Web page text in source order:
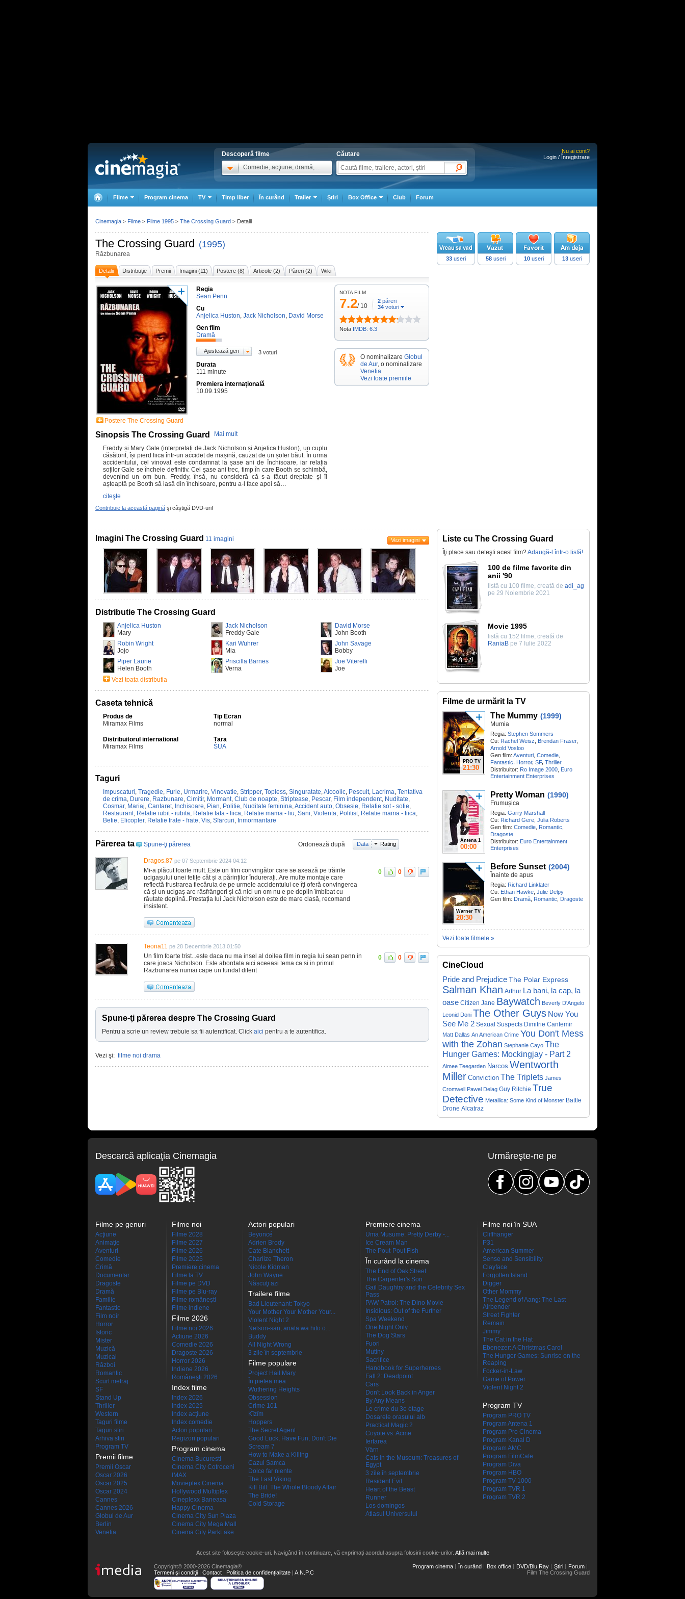
Descoperă filme
Comedie, acţiune, dramă, ...
Căutare
Nu ai cont?
Login / Înregistrare
Filme Program cinema TV Timp liber În curând Trailer Ştiri Box Office Club Forum
The Crossing Guard (1995)
Răzbunarea
Detalii Distribuţie Premii Imagini (11) Postere (8) Articole (2) Păreri (2) Wiki
Postere The Crossing Guard
Regia
Sean Penn
Cu
Anjelica Huston, Jack Nicholson, David Morse
Gen film
Dramă
Ajustează gen 3 voturi
Durata
111 minute
Premiera internațională
10.09.1995
Sinopsis The Crossing Guard
Mai mult
Freddy și Mary Gale (interpretați de Jack Nicholson și Anjelica Huston), un cuplu
căsătorit, își pierd fiica într-un accidet de mașină, cauzat de un șofer băut. În urma
accidentului, cel vinovat este condamnat la șase ani de închisoare, iar relația
soților Gale se încheie definitiv. Cei șase ani trec, timp în care Booth se schimbă,
devenind un om bun. Freddy, însă, nu consideră că s-a făcut dreptate și îl
așteaptă pe Booth să iasă din închisoare, pentru a-l face apoi să…
citeşte
Contribuie la această pagină şi câştigă DVD-uri!
NOTA FILM
7.2/ 10
2 păreri
34 voturi
Nota IMDB: 6.3
O nominalizare Globul
de Aur, o nominalizare
Venetia
Vezi toate premiile
33 useri 58useri 10useri 13useri
Imagini The Crossing Guard 11 imagini Vezi imagini
Distributie The Crossing Guard
Anjelica Huston
Mary
Jack Nicholson
Freddy Gale
David Morse
John Booth
Robin Wright
Jojo
Kari Wuhrer
Mia
John Savage
Bobby
Piper Laurie
Helen Booth
Priscilla Barnes
Verna
Joe Viterelli
Joe
Vezi toata distributia
Caseta tehnică
Produs de
Miramax Films
Tip Ecran
normal
Distribuitorul international
Miramax Films
Țara
SUA
Taguri
Impuscaturi, Tragedie, Furie, Urmarire, Vinovatie, Stripper, Topless, Singuratate,Alcoolic, Pescuit, Lacrima, Tentativa
de crima, Durere, Razbunare, Cimitir, Mormant, Club de noapte, Striptease, Pescar, Film independent, Nuditate,
Cosmar, Mariaj, Cantaret, Inchisoare, Pian, Politie, Nuditate feminina,Accident auto, Obsesie, Relatie sot - sotie,
Restaurant, Relatie iubit - iubita, Relatie tata - fiica, Relatie mama - fiu, Sani, Violenta, Politist, Relatie mama - fiica,
Betie, Elicopter, Relatie frate - frate, Vis, Sfarcuri, Inmormantare
Părerea ta Spune-ţi părerea Ordonează după Data Rating
Dragos.87 pe 07 Septembrie 2024 04:12
Mi-a plăcut foarte mult..Este un film convingător care se axează pe trăirile
ucigașului unei fetițe cât și a părinților îndurerați..Are multe montaje care
reflectă frustrarea fiecăruia de pe urmele accidentului ce îți oferă convingerea
că și un ucigaș are răsfrângeri și că nici un om nu e pe deplin îmbibat cu
răutate deplină..Prestația lui Jack Nicholson este de mare clasă, recomand
insistent.
0 0
Teona11 pe 28 Decembrie 2013 01:50
Un film foarte trist...este daca nu ma insel al doilea film in regia lui sean penn in
care joaca Nicholson. Este abordata aici aceeasi tema ca si in primul
Razbunarea numai cape un fundal diferit
0 0
Spune-ţi părerea despre The Crossing Guard
Pentru a scrie un review trebuie sa fii autentificat. Click aici pentru a te autentifica.
Vezi şi: filme noi drama
Liste cu The Crossing Guard
Îţi place sau deteşti acest film?Adaugă-l într-o listă!
100 de filme favorite din
anii '90
listă cu 100 filme, creată de adi_ag
pe 29 Noiembrie 2021
Movie 1995
listă cu 152 filme, creată de
RaniaB pe 7 Iulie 2022
Filme de urmărit la TV
PRO TV
21:30
The Mummy (1999)
Mumia
Regia: Stephen Sommers
Cu: Rachel Weisz Brendan Fraser,
Arnold Vosloo
Gen film: Aventuri Comedie
Fantastic, Horror, SF, Thriller
Distribuitor: Ro Image 2000 Euro
Entertainment Enterprises
Antena 1
00:00
Pretty Woman (1990)
Frumușica
Regia: Garry Marshall
Cu: Richard Gere Julia Roberts
Gen film: Comedie Romantic
Dragoste
Distribuitor: Euro Entertainment
Enterprises
Warner TV
20:30
Before Sunset (2004)
Înainte de apus
Regia: Richard Linklater
Cu: Ethan Hawke Julie Delpy
Gen film: Dramă Romantic Dragoste
Vezi toate filmele »
CineCloud
Pride and PrejudiceThe Polar Express
Salman Khan Arthur La bani, la cap, la
oase Citizen Jane Baywatch Beverly D'Angelo
Leonid Doni The Other Guys Now You
See Me 2 Sexual Suspects Dimitrie Cantemir
Matt Dallas An American Crime You Don't Mess
with the Zohan Stephanie Cayo The
Hunger Games: Mockingjay - Part 2
Aimee Teegarden Narcos Wentworth
Miller Conviction The Triplets James
Cromwell Pawel Delag Guy Ritchie True
Detective Metallica: Some Kind of Monster Battle
Drone Alcatraz
Cinemagia > Filme > Filme 1995 > The Crossing Guard > Detalii
Descarcă aplicaţia Cinemagia Urmăreşte-ne pe
Filme pe genuri
Acţiune
Animaţie
Aventuri
Comedie
Crimă
Documentar
Dragoste
Dramă
Familie
Fantastic
Film noir
Horror
Istoric
Mister
Muzică
Muzical
Război
Romantic
Scurt metraj
SF
Stand Up
Thriller
Western
Taguri filme
Taguri stiri
Arhiva stiri
Program TV
Premii filme
Premii Oscar
Oscar 2026
Oscar 2025
Oscar 2024
Cannes
Cannes 2026
Globul de Aur
Berlin
Venetia
Filme noi
Filme 2028
Filme 2027
Filme 2026
Filme 2025
Premiere cinema
Filme la TV
Filme pe DVD
Filme pe Blu-ray
Filme româneşti
Filme indiene
Filme 2026
Filme noi 2026
Actiune 2026
Comedie 2026
Dragoste 2026
Horror 2026
Indiene 2026
Româneşti 2026
Index filme
Index 2026
Index 2025
Index acţiune
Index comedie
Actori populari
Regizori populari
Program cinema
Cinema Bucuresti
Cinema City Cotroceni
IMAX
Movieplex Cinema
Hollywood Multiplex
Cineplexx Baneasa
Happy Cinema
Cinema City Sun Plaza
Cinema City Mega Mall
Cinema City ParkLake
Actori populari
Beyoncé
Adrien Brody
Cate Blanchett
Charlize Theron
Nicole Kidman
John Wayne
Născuţi azi
Trailere filme
Bad Lieutenant: Tokyo
Your Mother Your Mother Your...
Violent Night 2
Nelson-san, anata wa hito o...
Buddy
All Night Wrong
3 zile în septembrie
Filme populare
Project Hail Mary
În pielea mea
Wuthering Heights
Obsession
Crime 101
Kîzîm
Hoppers
The Secret Agent
Good Luck, Have Fun, Don't Die
Scream 7
How to Make a Killing
Cazul Samca
Dolce far niente
The Last Viking
Kill Bill: The Whole Bloody Affair
The Bride!
Cold Storage
Premiere cinema
Uma Musume: Pretty Derby -...
Ice Cream Man
The Pout-Pout Fish
În curând la cinema
The End of Oak Street
The Carpenter's Son
Gail Daughtry and the Celebrity Sex
Pass
PAW Patrol: The Dino Movie
Insidious: Out of the Further
Spa Weekend
One Night Only
The Dog Stars
Fuori
Mutiny
Sacrifice
Handbook for Superheroes
Fall 2: Deadpoint
Cars
Don't Look Back in Anger
By Any Means
Le crime du 3e étage
Dosarele orașului alb
Practical Magic 2
Coyote vs. Acme
Iertarea
Värn
Cats in the Museum: Treasures of
Egypt
3 zile în septembrie
Resident Evil
Heart of the Beast
Runner
Los domingos
Atlasul Universului
Filme noi în SUA
Cliffhanger
P31
American Summer
Sense and Sensibility
Clayface
Forgotten Island
Digger
Other Mommy
The Legend of Aang: The Last
Airbender
Street Fighter
Remain
Jimmy
The Cat in the Hat
Ebenezer: A Christmas Carol
The Hunger Games: Sunrise on the
Reaping
Focker-in-Law
Game of Power
Violent Night 2
Program TV
Program PRO TV
Program Antena 1
Program Pro Cinema
Program Kanal D
Program AMC
Program FilmCafe
Program Diva
Program HBO
Program TV 1000
Program TVR 1
Program TVR 2
Acest site folosește cookie-uri. Navigând în continuare, vă exprimați acordul asupra folosirii cookie-urilor. Află mai multe
Copyright© 2000-2026 Cinemagia®
Termeni şi condiţii | Contact | Politica de confidențialitate | A.N.P.C
Program cinema În curând Box office DVD/Blu Ray Ştiri
Forum
Film The Crossing Guard